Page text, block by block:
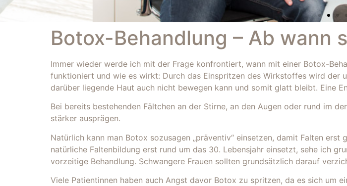
Botox-Behandlung – Ab wann
Immer wieder werde ich mit der Frage konfrontiert, wann mit einer Botox-
funktioniert und wie es wirkt: Durch das Einspritzen des Wirkstoffes wird der
darüber liegende Haut auch nicht bewegen kann und somit glatt bleibt. Eine
Bei bereits bestehenden Fältchen an der Stirne, an den Augen oder rund im
stärker ausprägen.
Natürlich kann man Botox sozusagen „präventiv“ einsetzen, damit Falten
natürliche Faltenbildung erst rund um das 30. Lebensjahr einsetzt, sehe ich
vorzeitige Behandlung. Schwangere Frauen sollten grundsätzlich darauf
Viele Patientinnen haben auch Angst davor Botox zu spritzen, da es sich um